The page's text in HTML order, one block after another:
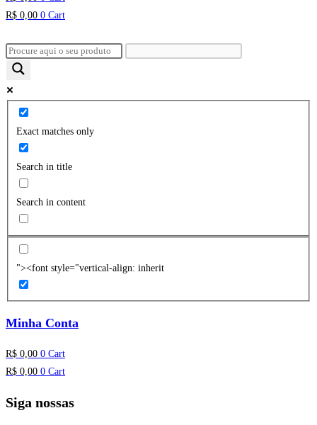
R$ 0,00 0 Cart
Exact matches only
Search in title
Search in content
"><font style="vertical-align: inherit
Minha Conta
R$ 0,00 0 Cart
R$ 0,00 0 Cart
Siga nossas